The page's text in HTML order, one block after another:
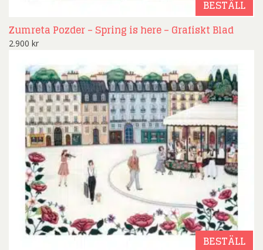
BESTÄLL
Zumreta Pozder – Spring is here – Grafiskt Blad
2.900 kr
BESTÄLL